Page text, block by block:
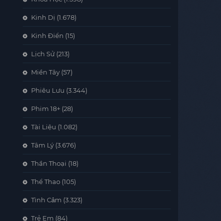
Kinh Dị (1.678)
Kinh Điển (15)
Lịch Sử (213)
Miền Tây (57)
Phiêu Lưu (3.344)
Phim 18+ (28)
Tài Liệu (1.082)
Tâm Lý (3.676)
Thần Thoại (18)
Thể Thao (105)
Tình Cảm (3.323)
Trẻ Em (84)